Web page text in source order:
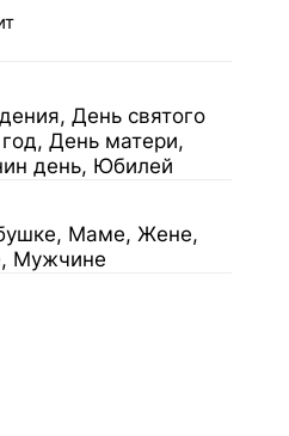
День святого
День матери,
день, Юбилей
Маме, Жене,
Мужчине